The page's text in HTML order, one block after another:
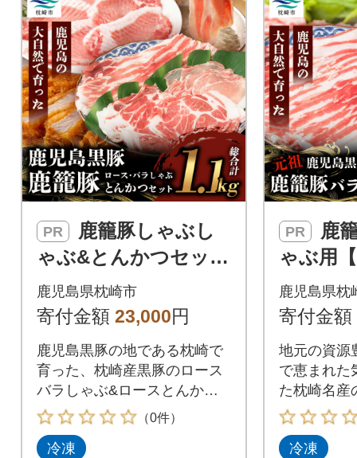
PR
ゃぶ&とんかつセット
【合計1.1kg】枕崎産
黒豚使用 B3-7
鹿児島県枕崎市
寄付金額 23,000円
鹿児島黒豚の地である枕崎で
育った、枕崎産黒豚のロース
バラしゃぶ&ロースとんかつ
セットです。
（0件）
冷凍
PR
ゃぶ用
崎産黒
鹿児島県枕
寄付金額
地元の資源
で恵まれた
た枕崎名産
ごぶた-」
冷凍